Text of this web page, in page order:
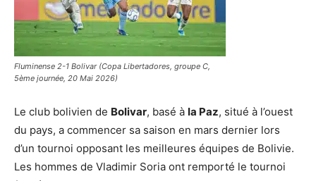
Fluminense 2-1 Bolivar (Copa Libertadores, groupe C,
5ème journée, 20 Mai 2026)
Le club bolivien de Bolivar, basé à la Paz, situé à l’ouest
du pays, a commencer sa saison en mars dernier lors
d’un tournoi opposant les meilleures équipes de Bolivie.
Les hommes de Vladimir Soria ont remporté le tournoi